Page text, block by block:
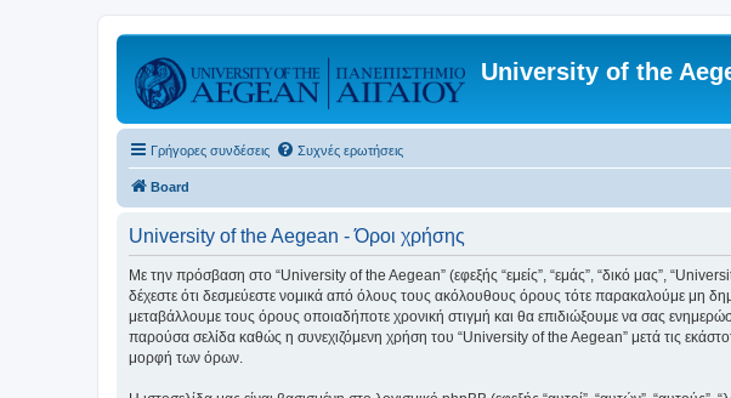
University of the
Γρήγορες συνδέσεις Συχνές ερωτήσεις
Board
University of the Aegean - Όροι χρήσης
Με την πρόσβαση στο “University of the Aegean” (εφεξής “εμείς”, “εμάς”, “δικό μας”,
δέχεστε ότι δεσμεύεστε νομικά από όλους τους ακόλουθους όρους τότε παρακαλούμε μη
μεταβάλλουμε τους όρους οποιαδήποτε χρονική στιγμή και θα επιδιώξουμε να σας
παρούσα σελίδα καθώς η συνεχιζόμενη χρήση του “University of the Aegean” μετά τις
μορφή των όρων.